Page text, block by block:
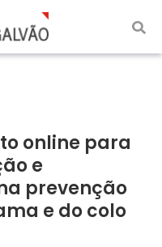
online para
e
prevenção
e do colo